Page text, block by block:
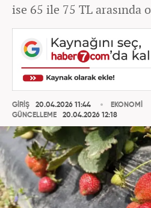
ise 65 ile 75 TL arasında
GİRİŞ
20.04.2026 11:44
GÜNCELLEME
20.04.2026 12:18
EKONOMİ